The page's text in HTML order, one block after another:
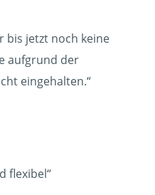
bis jetzt noch keine
aufgrund der
eingehalten.“
flexibel“